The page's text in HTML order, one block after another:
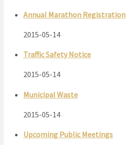
Annual Marathon Registration
2015-05-14
Traffic Safety Notice
2015-05-14
Municipal Waste
2015-05-14
Upcoming Public Meetings